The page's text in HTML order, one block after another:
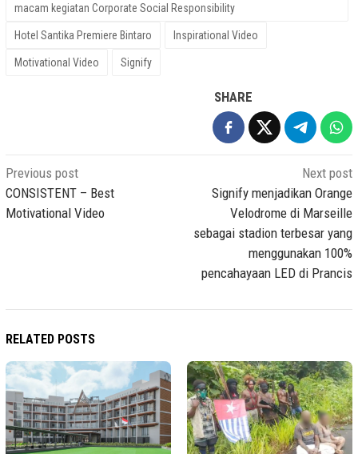
macam kegiatan ​Corporate Social Responsibility
Hotel Santika Premiere Bintaro Inspirational Video
Motivational Video Signify
SHARE
Post
navigation
Previous post
CONSISTENT – Best
Motivational Video
Next post
Signify menjadikan Orange
Velodrome di Marseille
sebagai stadion terbesar yang
menggunakan 100%
pencahayaan LED di Prancis
RELATED POSTS